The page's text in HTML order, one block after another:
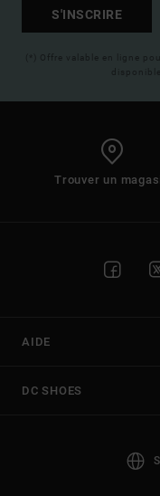
S'INSCRIRE
(*) Offre valable en ligne
Trouver un
AIDE
DC SHOES